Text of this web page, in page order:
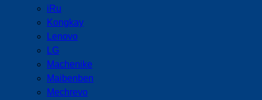
iRu
Kongkay
Lenovo
LG
Machenike
Maibenben
Mechrevo